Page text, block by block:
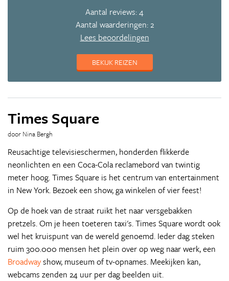
Aantal reviews: 4
Aantal waarderingen: 2
Lees beoordelingen
BEKIJK REIZEN
Times Square
door Nina Bergh
Reusachtige televisieschermen, honderden flikkerde
neonlichten en een Coca-Cola reclamebord van twintig
meter hoog. Times Square is het centrum van entertainment
in New York. Bezoek een show, ga winkelen of vier feest!
Op de hoek van de straat ruikt het naar versgebakken
pretzels. Om je heen toeteren taxi's. Times Square wordt ook
wel het kruispunt van de wereld genoemd. Ieder dag steken
ruim 300.000 mensen het plein over op weg naar werk, een
Broadwayshow, museum of tv-opnames. Meekijken kan,
webcams zenden 24 uur per dag beelden uit.